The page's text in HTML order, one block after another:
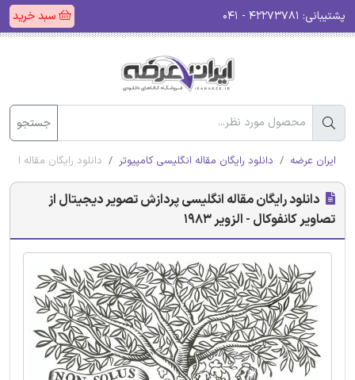
پشتیبانی: سبد خرید
جستجو
ایران عرضه دانلود رایگان مقاله انگلیسی کامپیوتر دانلود رایگان مقاله
دانلود رایگان مقاله انگلیسی پردازش تصویر دیجیتال از
تصاویر کانفوکال - الزویر 1983